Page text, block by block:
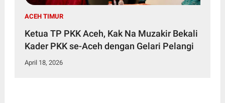
ACEH TIMUR
Ketua TP PKK Aceh, Kak Na Muzakir Bekali
Kader PKK se-Aceh dengan Gelari Pelangi
April 18, 2026